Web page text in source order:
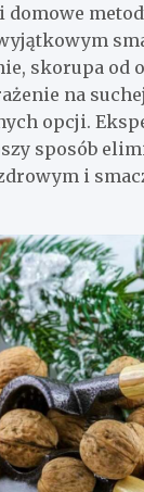
skorupa od
na
opcji.
sposób
i